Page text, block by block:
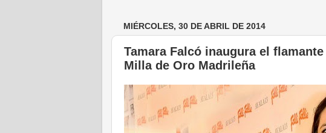
MIÉRCOLES, 30 DE ABRIL DE 2014
Tamara Falcó inaugura el
Milla de Oro Madrileña